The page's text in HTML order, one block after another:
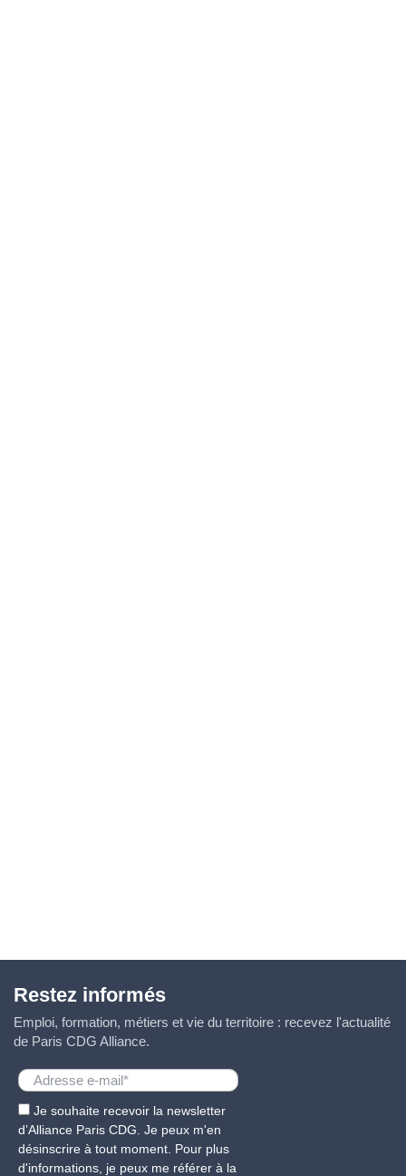
Restez informés
Emploi, formation, métiers et vie du territoire : recevez l'actualité
de Paris CDG Alliance.
Je souhaite recevoir la newsletter
d’Alliance Paris CDG. Je peux m'en
désinscrire à tout moment. Pour plus
d'informations, je peux me référer à la